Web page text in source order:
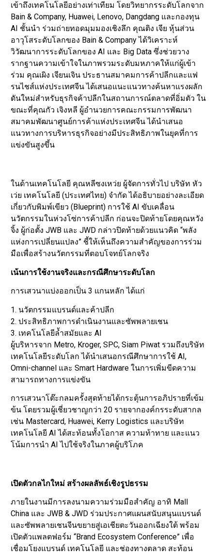
เข้าถึงเทคโนโลยีอย่างเท่าเทียม โดยวิทยากรระดับโลกจาก
Bain & Company, Huawei, Lenovo, Dangdang และกองทุน
AI ชั้นนำ ร่วมถ่ายทอดมุมมองเชิงลึก คุณติง เจีย หุ้นส่วน
อาวุโสระดับโลกของ Bain & Company ได้วิเคราะห์
วิวัฒนาการระดับโลกของ AI และ Big Data ซึ่งช่วยวาง
รากฐานความเข้าใจในภาพรวมระดับมหภาคให้แก่ผู้เข้า
ร่วม คุณเผิง เจียนเจิน ประธานสมาคมการค้าปลีกและแฟ
รนไชส์แห่งประเทศจีน ได้เสนอแนะแนวทางค้นหาแรงผลัก
ดันใหม่สำหรับธุรกิจค้าปลีกในสถานการณ์ตลาดที่อิ่มตัว ใน
ขณะที่คุณกัว เจิงหลี ผู้อำนวยการคณะกรรมการพัฒนา
สมาคมพัฒนาศูนย์การค้าแห่งประเทศจีน ได้นำเสนอ
แนวทางการบริหารธุรกิจอย่างมีประสิทธิภาพในยุคที่การ
แข่งขันสูงขึ้น
ในด้านเทคโนโลยี คุณหลีซงเหว่ย ผู้จัดการทั่วไป บริษัท หัว
เว่ย เทคโนโลยี (ประเทศไทย) จำกัด ได้อธิบายอย่างละเอียด
เกี่ยวกับพิมพ์เขียว (Blueprint) การใช้ AI ขับเคลื่อน
นวัตกรรมในห่วงโซ่การค้าปลีก ก่อนจะปิดท้ายโดยคุณหวัง
จิ้ง ผู้ก่อตั้ง JWB และ JWD กล่าวปิดท้ายด้วยแนวคิด “พลัง
แห่งการเปลี่ยนแปลง” ชี้ให้เห็นถึงความสำคัญของการร่วม
มือเพื่อสร้างนวัตกรรมที่ตอบโจทย์โลกจริง
เน้นการใช้งานจริงและกรณีศึกษาระดับโลก
การเสวนาแบ่งออกเป็น 3 แกนหลัก ได้แก่
1. นวัตกรรมแบรนด์และค้าปลีก
2. ประสิทธิภาพการดำเนินงานและซัพพลายเชน
3. เทคโนโลยีล้ำสมัยและ AI
ผู้บริหารจาก Metro, Kroger, SPC, Siam Piwat รวมถึงบริษัท
เทคโนโลยีระดับโลก ได้นำเสนอกรณีศึกษาการใช้ AI,
Omni-channel และ Smart Hardware ในการเพิ่มขีดความ
สามารถทางการแข่งขัน
การเสวนาโต๊ะกลมครั้งสุดท้ายได้กระตุ้นการอภิปรายที่เข้ม
ข้น โดยรวมผู้เชี่ยวชาญกว่า 20 รายจากองค์กรระดับสากล
เช่น Mastercard, Huawei, Kerry Logistics และบริษัท
เทคโนโลยี AI ได้สะท้อนทั้งโอกาส ความท้าทาย และแนว
โน้มการนำ AI ไปใช้จริงในภาคผู้บริโภค
เปิดตัวกลไกใหม่ สร้างผลลัพธ์เชิงรูปธรรม
ภายในงานมีการลงนามความร่วมมือสำคัญ อาทิ Mall
China และ JWB & JWD ร่วมประกาศแผนสนับสนุนแบรนด์
และซัพพลายเชนจีนขยายสู่เอเชียตะวันออกเฉียงใต้ พร้อม
เปิดตัวแพลตฟอร์ม “Brand Ecosystem Conference” เพื่อ
เชื่อมโยงแบรนด์ เทคโนโลยี และช่องทางตลาด สะท้อน